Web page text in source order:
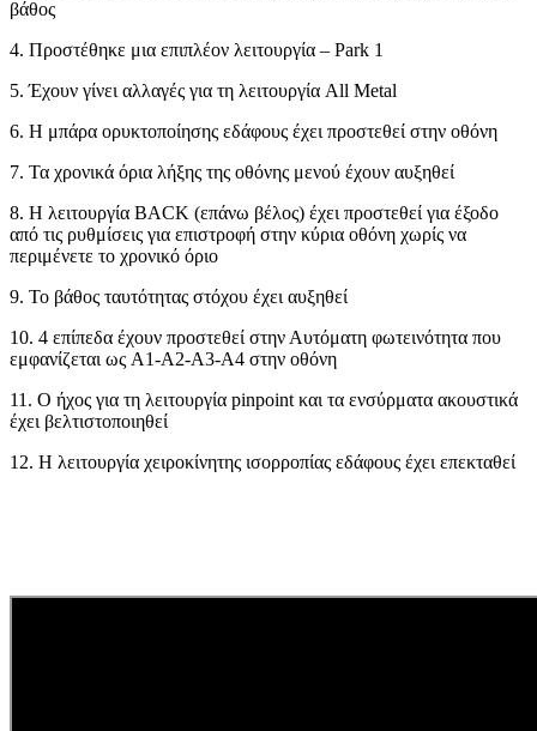
βάθος
4. Προστέθηκε μια επιπλέον λειτουργία – Park 1
5. Έχουν γίνει αλλαγές για τη λειτουργία All Metal
6. Η μπάρα ορυκτοποίησης εδάφους έχει προστεθεί στην οθόνη
7. Τα χρονικά όρια λήξης της οθόνης μενού έχουν αυξηθεί
8. Η λειτουργία BACK (επάνω βέλος) έχει προστεθεί για έξοδο
από τις ρυθμίσεις για επιστροφή στην κύρια οθόνη χωρίς να
περιμένετε το χρονικό όριο
9. Το βάθος ταυτότητας στόχου έχει αυξηθεί
10. 4 επίπεδα έχουν προστεθεί στην Αυτόματη φωτεινότητα που
εμφανίζεται ως A1-A2-A3-A4 στην οθόνη
11. Ο ήχος για τη λειτουργία pinpoint και τα ενσύρματα ακουστικά
έχει βελτιστοποιηθεί
12. Η λειτουργία χειροκίνητης ισορροπίας εδάφους έχει επεκταθεί